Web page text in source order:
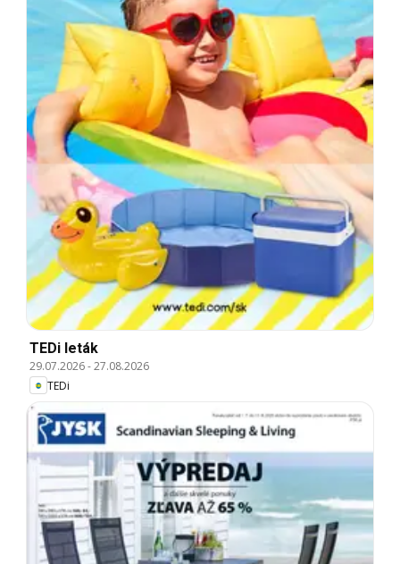
TEDi leták
29.07.2026-27.08.2026
TEDi